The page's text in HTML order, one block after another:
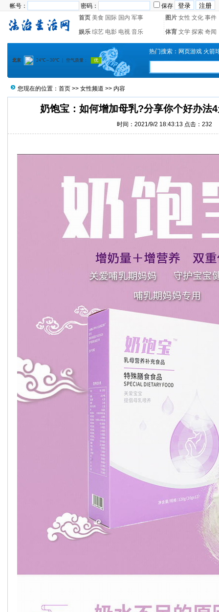
帐号： 密码：
保存
首页 美食 国际 国内 军事 图片 女性 文化 事件
娱乐 综艺 电影 电视 音乐 体育 文学 探索 奇闻
热门搜索： 网页游戏 火箭
您现在的位置： 首页 >> 女性频道 >> 内容
奶饱宝：如何增加母乳?分享你个好办法
时间：2021/9/2 18:43:13 点击： 232